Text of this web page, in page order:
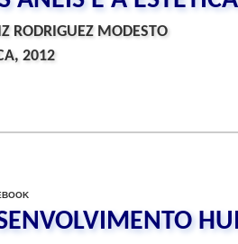
RODRIGUEZ MODESTO
2012